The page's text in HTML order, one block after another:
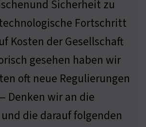
Sicherheit zu
Fortschritt
Kosten der Gesellschaft
gesehen haben wir
oft neue Regulierungen
Denken wir an die
die darauf folgenden